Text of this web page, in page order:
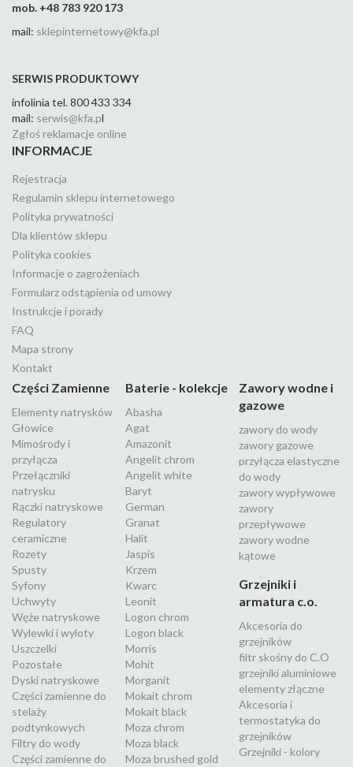
mob. +48 783 920 173
mail: sklepinternetowy@kfa.pl
SERWIS PRODUKTOWY
infolinia tel. 800 433 334
mail: serwis@kfa.pl
Zgłoś reklamacje online
INFORMACJE
Rejestracja
Regulamin sklepu internetowego
Polityka prywatności
Dla klientów sklepu
Polityka cookies
Informacje o zagrożeniach
Formularz odstąpienia od umowy
Instrukcje i porady
FAQ
Mapa strony
Kontakt
Części Zamienne
Elementy natrysków
Głowice
Mimośrody i
przyłącza
Przełączniki
natrysku
Rączki natryskowe
Regulatory
ceramiczne
Rozety
Spusty
Syfony
Uchwyty
Węże natryskowe
Wylewki i wyloty
Uszczelki
Pozostałe
Dyski natryskowe
Części zamienne do
stelaży
podtynkowych
Filtry do wody
Części zamienne do
Baterie - kolekcje
Abasha
Agat
Amazonit
Angelit chrom
Angelit white
Baryt
German
Granat
Halit
Jaspis
Krzem
Kwarc
Leonit
Logon chrom
Logon black
Morris
Mohit
Morganit
Mokait chrom
Mokait black
Moza chrom
Moza black
Moza brushed gold
Zawory wodne i
gazowe
zawory do wody
zawory gazowe
przyłącza elastyczne
do wody
zawory wypływowe
zawory
przepływowe
zawory wodne
kątowe
Grzejniki i
armatura c.o.
Akcesoria do
grzejników
filtr skośny do C.O
grzejniki aluminiowe
elementy złączne
Akcesoria i
termostatyka do
grzejników
Grzejniki - kolory